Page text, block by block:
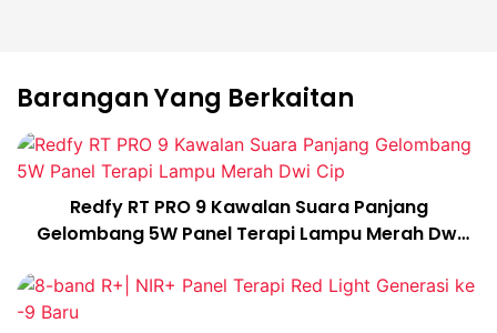
Barangan Yang Berkaitan
Redfy RT PRO 9 Kawalan Suara Panjang
Gelombang 5W Panel Terapi Lampu Merah Dwi